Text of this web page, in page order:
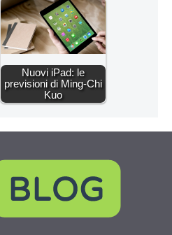
Nuovi iPad: le
previsioni di Ming-Chi
Kuo